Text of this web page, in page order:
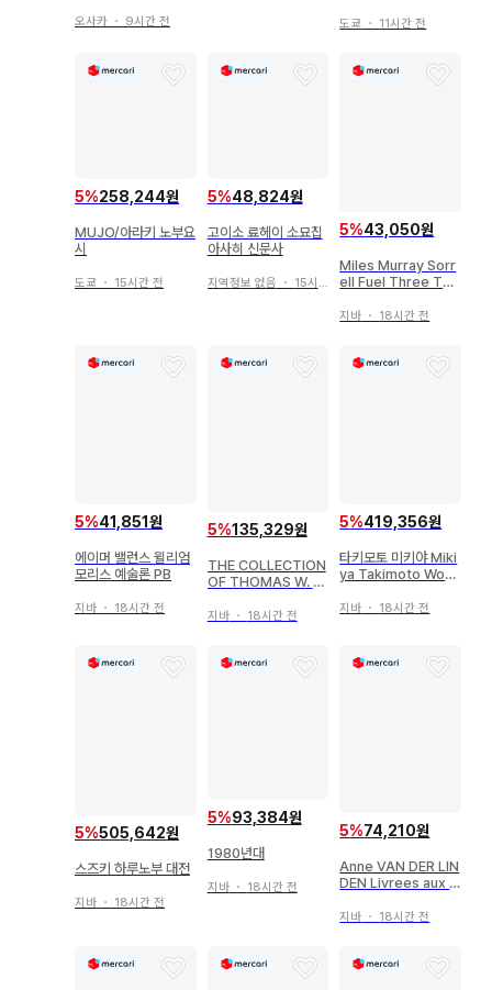
오사카 ・ 9시간 전 도쿄 ・ 11시간 전
5%258,244원
MUJO/아라키 노부요
시
도쿄 ・ 15시간 전
5%48,824원
고이소 료헤이 소묘집
아사히 신문사
지역정보 없음 ・ 15시간 전
5%43,050원
Miles Murray Sorr
ell Fuel Three Tho
지바 ・ 18시간 전
5%41,851원
에이머 밸런스 윌리엄
모리스 예술론 PB
지바 ・ 18시간 전
5%135,329원
THE COLLECTION
OF THOMAS W. O
ERIES 1
지바・ 18시간 전
5%419,356원
타키모토 미키야 Miki
ya Takimoto Work
트 포함 한정판 #1
지바 ・ 18시간 전
5%505,642원
스즈키 하루노부 대전
지바 ・ 18시간 전
5%93,384원
1980년대
지바・ 18시간 전
5%74,210원
Anne VAN DER LIN
DEN Livrees aux c
지바 ・ 18시간 전